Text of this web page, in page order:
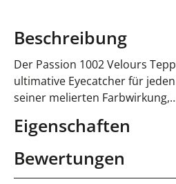
Beschreibung
Der Passion 1002 Velours
ultimative Eyecatcher für
seiner melierten
Eigenschaften
Bewertungen